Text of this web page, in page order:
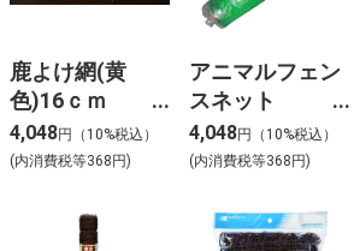
鹿よけ網(黄
色)16ｃｍ
1.7X20M 防獣
ネット
4,048円（10%税込）
(内消費税等368円)
アニマルフェン
スネット
G16MM1X50M
防獣ネット
4,048円（10%税込）
(内消費税等368円)